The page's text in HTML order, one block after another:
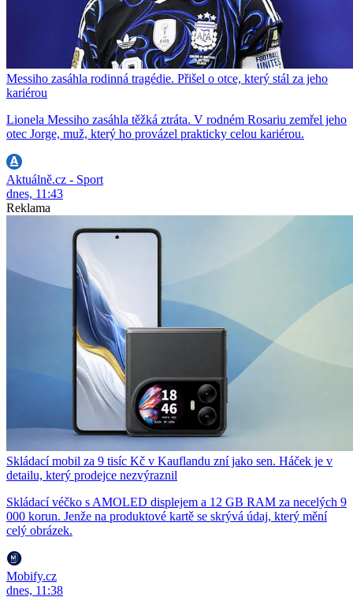
Messiho zasáhla rodinná tragédie. Přišel o otce, který stál za jeho
kariérou
Lionela Messiho zasáhla těžká ztráta. V rodném Rosariu zemřel jeho
otec Jorge, muž, který ho provázel prakticky celou kariérou.
Aktuálně.cz - Sport
dnes, 11:43
Reklama
Skládací mobil za 9 tisíc Kč v Kauflandu zní jako sen. Háček je v
detailu, který prodejce nezvýraznil
Skládací véčko s AMOLED displejem a 12 GB RAM za necelých 9
000 korun. Jenže na produktové kartě se skrývá údaj, který mění
celý obrázek.
Mobify.cz
dnes, 11:38